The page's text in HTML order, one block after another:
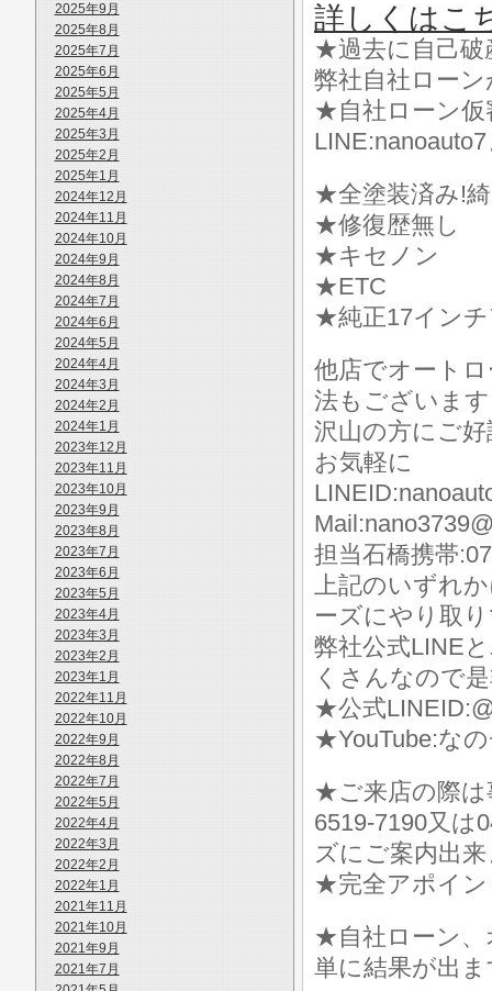
2025年9月
2025年8月
2025年7月
2025年6月
2025年5月
2025年4月
2025年3月
2025年2月
2025年1月
2024年12月
2024年11月
2024年10月
2024年9月
2024年8月
2024年7月
2024年6月
2024年5月
2024年4月
2024年3月
2024年2月
2024年1月
2023年12月
2023年11月
2023年10月
2023年9月
2023年8月
2023年7月
2023年6月
2023年5月
2023年4月
2023年3月
2023年2月
2023年1月
2022年11月
2022年10月
2022年9月
2022年8月
2022年7月
2022年5月
2022年4月
2022年3月
2022年2月
2022年1月
2021年11月
2021年10月
2021年9月
2021年7月
詳しくはこ
★過去に自己破
弊社自社ロー
★自社ローン仮
★全塗装済み!
★修復歴無し
★キセノン
★ETC
★純正17イン
他店でオート
法もございま
沢山の方にご
お気軽に
担当石橋携帯
上記のいずれ
ーズにやり取
弊社公式LINE
くさんなので
★公式
★YouTube:な
★ご来店の際は
6519-7190又は
ズにご案内出
★完全アポイ
★自社ローン、
単に結果が出